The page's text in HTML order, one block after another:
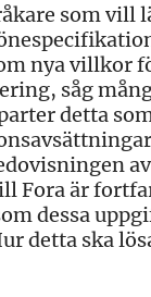
som vill
nya villkor
såg
detta
Fora är
dessa
detta ska